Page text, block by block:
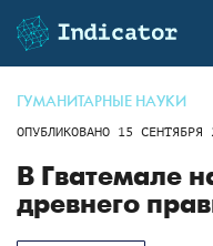
ГУМАНИТАРНЫЕ НАУКИ
ОПУБЛИКОВАНО 15
В Гватемале
древнего